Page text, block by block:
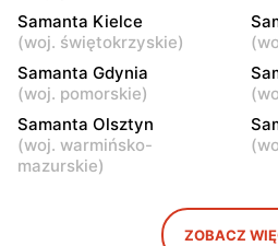
Ignacego Świrskiego 46
Samanta
Radom, ul. Stanisława
Moniuszki 21 /1
Samanta
Kutno, ul. Królewska 22
Samanta Kielce
(woj. świętokrzyskie)
(
Samanta Gdynia
(woj. pomorskie)
(
Samanta Olsztyn
(woj. warmińsko-
mazurskie)
(
ZOBACZ